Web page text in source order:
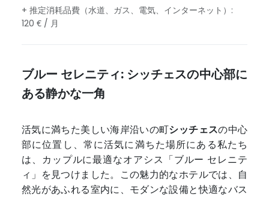
+ 推定消耗品費（水道、ガス、電気、インターネット）:
120 € / 月
ブルー セレニティ: シッチェスの中心部に
ある静かな一角
活気に満ちた美しい海岸沿いの町シッチェスの中心
部に位置し、常に活気に満ちた場所にある私たち
は、カップルに最適なオアシス「ブルー セレニテ
ィ」を見つけました。この魅力的なホテルでは、自
然光があふれる室内に、モダンな設備と快適なバス